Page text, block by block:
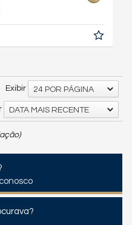
Exibir 24 POR PÁGINA
DATA MAIS RECENTE